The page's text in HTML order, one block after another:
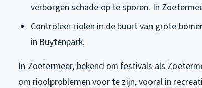
verborgen schade op te sporen. In
Controleer riolen in de buurt van grote
in Buytenpark.
In Zoetermeer, bekend om festivals als
om rioolproblemen voor te zijn, vooral in